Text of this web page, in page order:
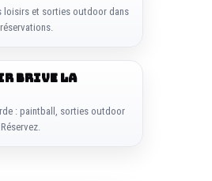
loisirs et sorties outdoor dans
BRIVE LA
: paintball, sorties outdoor